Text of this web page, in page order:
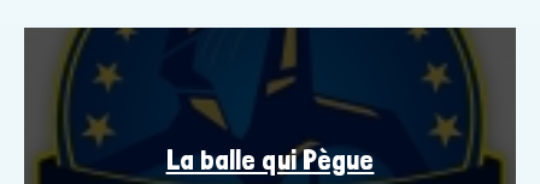
La balle qui Pègue